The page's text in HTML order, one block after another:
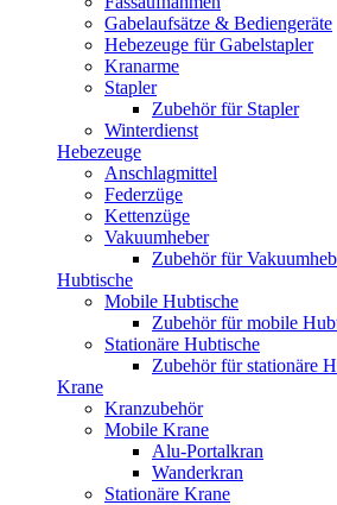
Gabelaufsätze & Bediengeräte
Hebezeuge für Gabelstapler
Kranarme
Stapler
Zubehör für Stapler
Winterdienst
Hebezeuge
Anschlagmittel
Federzüge
Kettenzüge
Vakuumheber
Zubehör für
Hubtische
Mobile Hubtische
Zubehör für mobile
Stationäre Hubtische
Zubehör für stationäre
Krane
Kranzubehör
Mobile Krane
Alu-Portalkran
Wanderkran
Stationäre Krane